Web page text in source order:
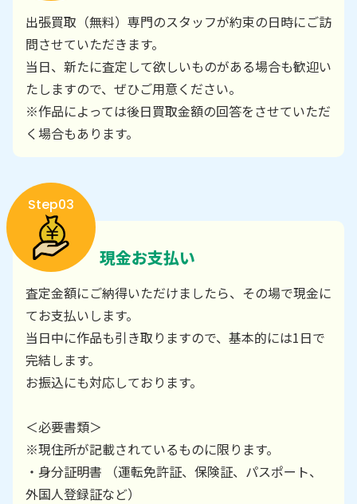
出張買取（無料）専門のスタッフが約束の日時にご訪
問させていただきます。
当日、新たに査定して欲しいものがある場合も歓迎い
たしますので、ぜひご用意ください。
※作品によっては後日買取金額の回答をさせていただ
く場合もあります。
Step03
現金お支払い
査定金額にご納得いただけましたら、その場で現金に
てお支払いします。
当日中に作品も引き取りますので、基本的には1日で
完結します。
お振込にも対応しております。
＜必要書類＞
※現住所が記載されているものに限ります。
・身分証明書 （運転免許証、保険証、パスポート、
外国人登録証など）